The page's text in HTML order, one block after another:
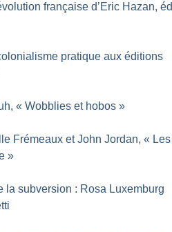
française d’Eric Hazan,
pratique aux éditions
« Wobblies et hobos »
Frémeaux et John Jordan, « Les
»
la subversion : Rosa Luxemburg